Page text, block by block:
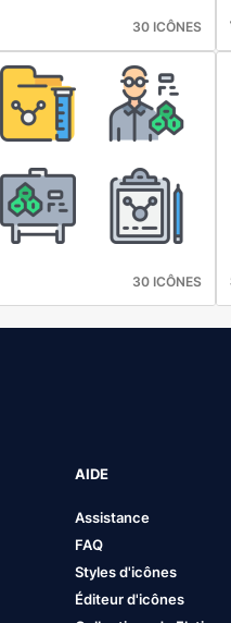
30 ICÔNES
30 ICÔNES
AIDE
Assistance
FAQ
Styles d'icônes
Éditeur d'icônes